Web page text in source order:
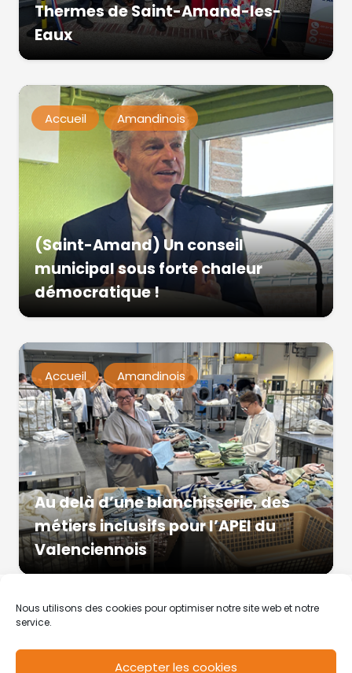
Nous utilisons des cookies pour optimiser notre site web et notre
service.
Accepter les cookies
Thermes de Saint-Amand-les-
Eaux
Accueil Amandinois
(Saint-Amand) Un conseil
municipal sous forte chaleur
démocratique !
Accueil Amandinois
Au delà d’une blanchisserie, des
métiers inclusifs pour l’APEI du
Valenciennois